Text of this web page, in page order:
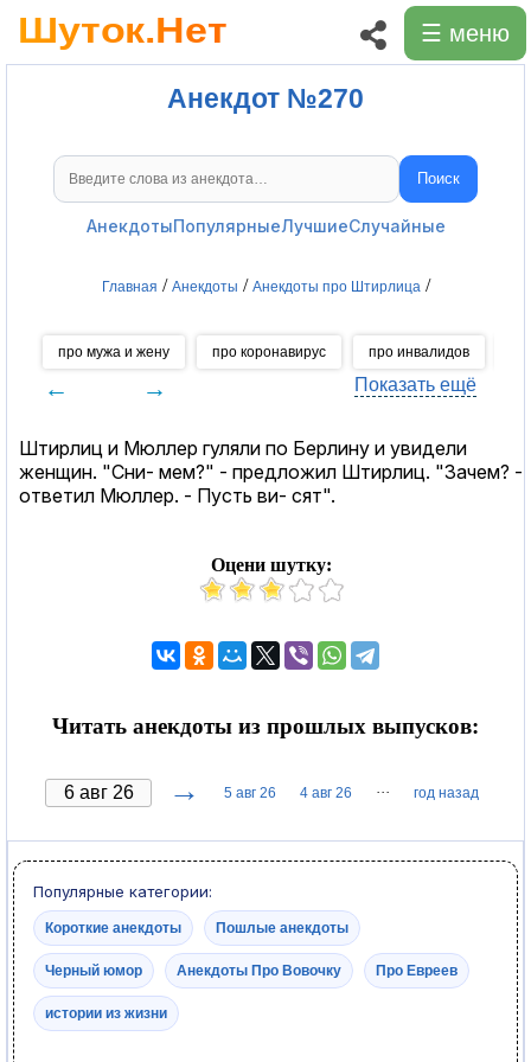
☰ меню
Анекдот №270
Поиск анекдотов Поиск
АнекдотыПопулярныеЛучшиеСлучайные
Главная / Анекдоты / Анекдоты про Штирлица /
про мужа и жену про коронавирус про инвалидов
← → Показать ещё
Штирлиц и Мюллер гуляли по Берлину и увидели
женщин. "Сни- мем?" - предложил Штирлиц. "Зачем? -
ответил Мюллер. - Пусть ви- сят".
Оцени шутку:
Читать анекдоты из прошлых выпусков:
→ 5 авг 26 4 авг 26 ··· год назад
Популярные категории:
Короткие анекдоты Пошлые анекдоты
Черный юмор Анекдоты Про Вовочку Про Евреев
истории из жизни